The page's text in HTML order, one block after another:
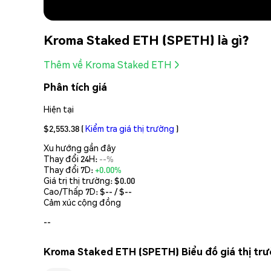
Kroma Staked ETH (SPETH) là gì?
Thêm về Kroma Staked ETH
Phân tích giá
Hiện tại
$2,553.38 (Kiểm tra giá thị trường )
Xu hướng gần đây
Thay đổi 24H: --%
Thay đổi 7D:+0.00%
Giá trị thị trường:$0.00
Cao/Thấp 7D: $-- / $--
Cảm xúc cộng đồng
--
Kroma Staked ETH (SPETH) Biểu đồ giá thị